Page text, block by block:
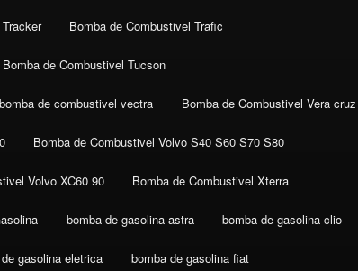
Bomba de Combustivel Trafic
Bomba de Combustivel Tucson
bomba de combustivel vectra Bomba de Combustivel Vera cruz
Bomba de Combustivel Volvo S40 S60 S70 S80
Volvo XC60 90 Bomba de Combustivel Xterra
bomba de gasolina astra bomba de gasolina clio
gasolina eletrica bomba de gasolina fiat